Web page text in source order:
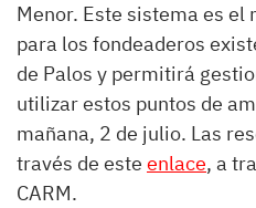
Menor. Este sistema es el
para los fondeaderos
de Palos y permitirá
utilizar estos puntos de
mañana, 2 de julio. Las
través de este enlace, a
CARM.